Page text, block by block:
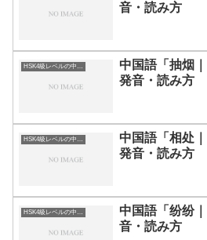
音・読み方
HSK4級レベルの中国語
中国語「抽烟
発音・読み方
HSK4級レベルの中国語
中国語「相处
発音・読み方
HSK4級レベルの中国語
中国語「纷纷
音・読み方